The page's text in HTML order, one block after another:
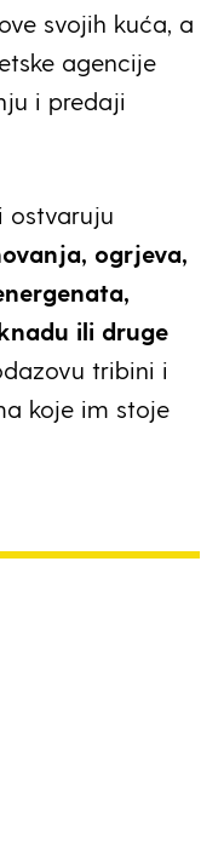
svojih kuća, a
agencije
i predaji
ostvaruju
ogrjeva,
ili druge
tribini i
koje im stoje